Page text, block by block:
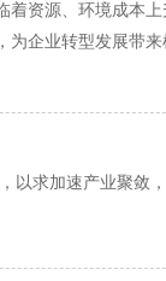
着资源、环境成本上
为企业转型发展带
求加速产业聚敛